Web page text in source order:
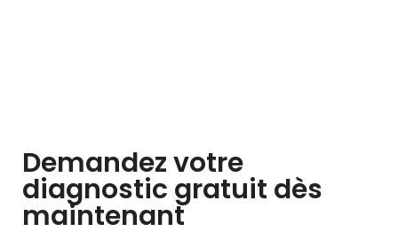
Demandez votre
diagnostic gratuit dès
maintenant